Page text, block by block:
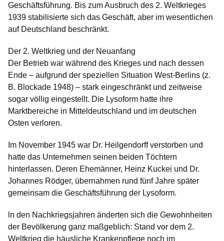
Geschäftsführung. Bis zum Ausbruch des 2. Weltkrieges
1939 stabilisierte sich das Geschäft, aber im wesentlichen
auf Deutschland beschränkt.
Der 2. Weltkrieg und der Neuanfang
Der Betrieb war während des Krieges und nach dessen
Ende – aufgrund der speziellen Situation West-Berlins (z.
B. Blockade 1948) – stark eingeschränkt und zeitweise
sogar völlig eingestellt. Die Lysoform hatte ihre
Marktbereiche in Mitteldeutschland und im deutschen
Osten verloren.
Im November 1945 war Dr. Heilgendorff verstorben und
hatte das Unternehmen seinen beiden Töchtern
hinterlassen. Deren Ehemänner, Heinz Kuckei und Dr.
Johannes Rödger, übernahmen rund fünf Jahre später
gemeinsam die Geschäftsführung der Lysoform.
ln den Nachkriegsjahren änderten sich die Gewohnheiten
der Bevölkerung ganz maßgeblich: Stand vor dem 2.
Weltkrieg die häusliche Krankenpflege noch im